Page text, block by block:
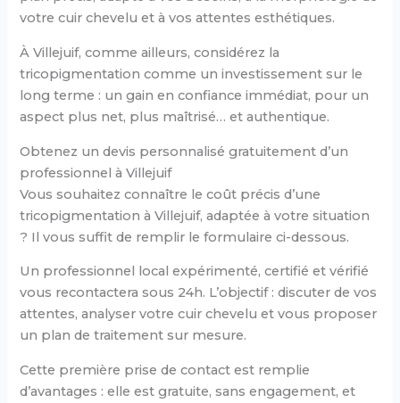
votre cuir chevelu et à vos attentes esthétiques.
À Villejuif, comme ailleurs, considérez la
tricopigmentation comme un investissement sur le
long terme : un gain en confiance immédiat, pour un
aspect plus net, plus maîtrisé… et authentique.
Obtenez un devis personnalisé gratuitement d’un
professionnel à Villejuif
Vous souhaitez connaître le coût précis d’une
tricopigmentation à Villejuif, adaptée à votre situation
? Il vous suffit de remplir le formulaire ci-dessous.
Un professionnel local expérimenté, certifié et vérifié
vous recontactera sous 24h. L’objectif : discuter de vos
attentes, analyser votre cuir chevelu et vous proposer
un plan de traitement sur mesure.
Cette première prise de contact est remplie
d’avantages : elle est gratuite, sans engagement, et